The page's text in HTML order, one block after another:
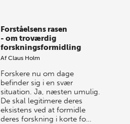
Forståelsens rasen
- om troværdig
forskningsformidling
AfClaus Holm
Forskere nu om dage
befinder sig i en svær
situation. Ja, næsten umulig.
De skal legitimere deres
eksistens ved at formidle
deres forskning i korte fo…